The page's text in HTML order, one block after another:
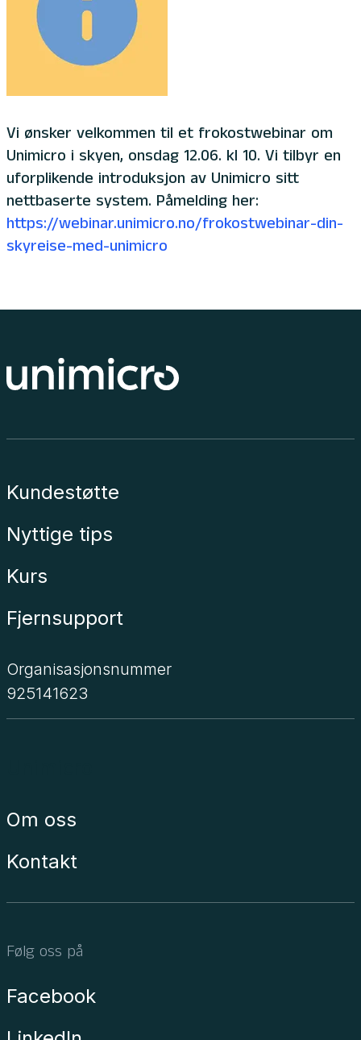
Vi ønsker velkommen til et frokostwebinar om
Unimicro i skyen, onsdag 12.06. kl 10. Vi tilbyr en
uforplikende introduksjon av Unimicro sitt
nettbaserte system. Påmelding her:
https://webinar.unimicro.no/frokostwebinar-din-
skyreise-med-unimicro
Kundestøtte
Nyttige tips
Kurs
Fjernsupport
Organisasjonsnummer
925141623
Om oss
Kontakt
Følg oss på
Facebook